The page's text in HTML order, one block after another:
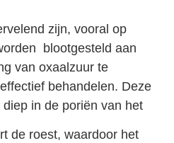
zijn, vooral op
blootgesteld aan
van oxaalzuur te
behandelen. Deze
in de poriën van het
de roest, waardoor het